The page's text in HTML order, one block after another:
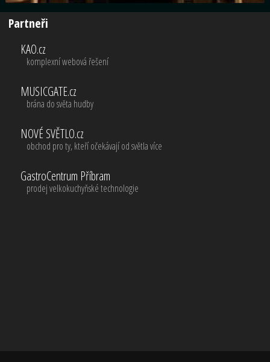
Partneři
KAO.cz
komplexní webová řešení
MUSICGATE.cz
brána do světa hudby
NOVÉ SVĚTLO.cz
obchod pro ty, kteří očekávají od světla více
GastroCentrum Příbram
prodej velkokuchyňské technologie